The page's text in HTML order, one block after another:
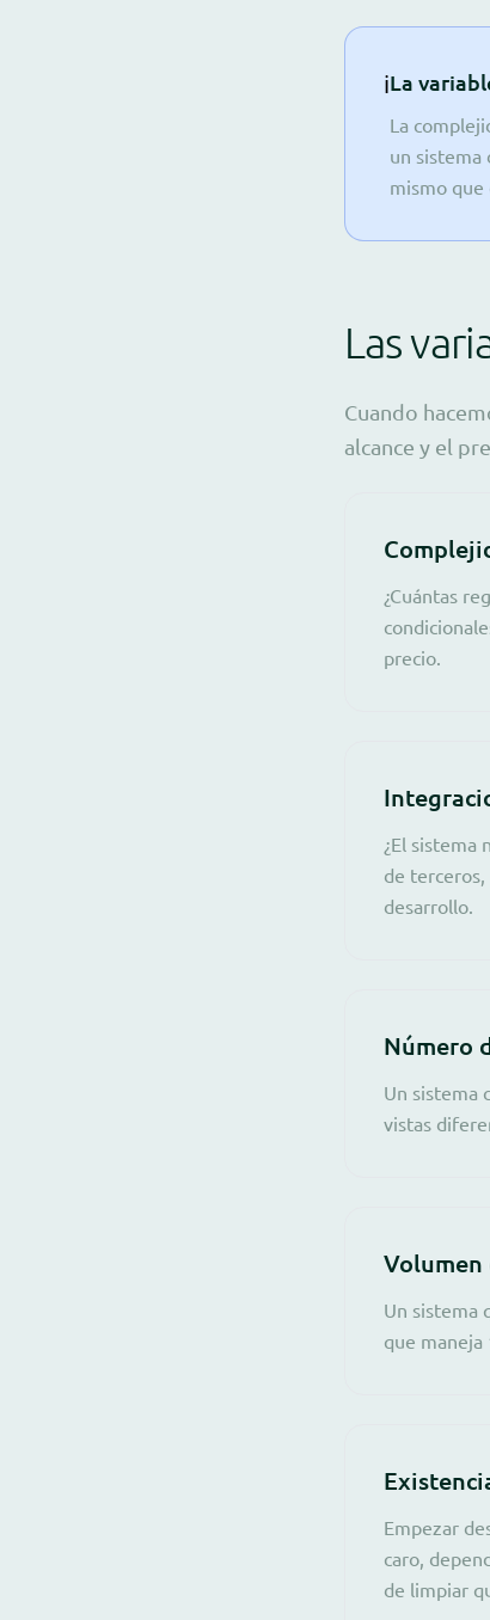
ℹ️La
La
un sistema
mismo que
Las
Cuando
alcance y el
¿Cuántas
precio.
¿El sistema
de
desarrollo.
Número
Un sistema
vistas
Un sistema
que maneja
Empezar
caro,
de limpiar